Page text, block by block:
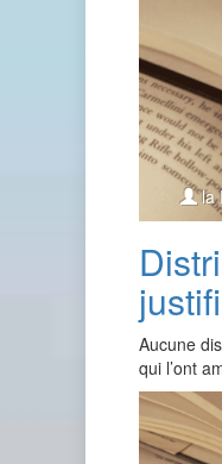
la
Aucune
qui l’ont